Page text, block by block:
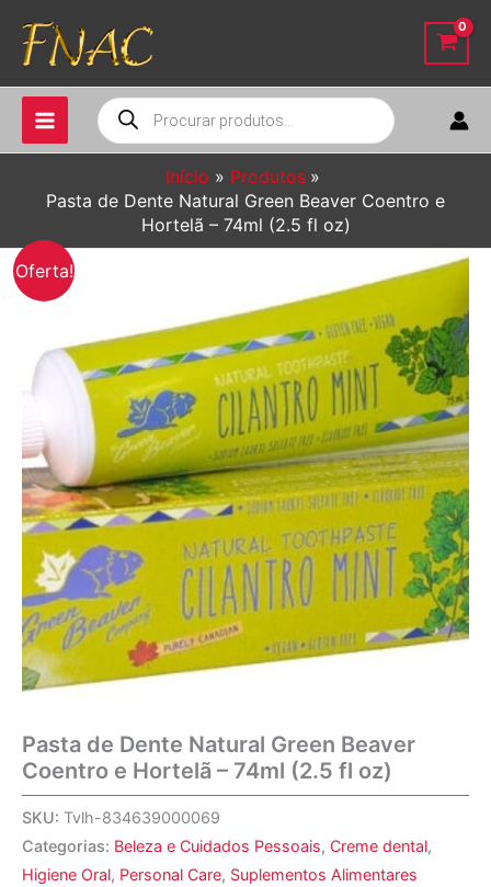
para
conteúdo
Pesquisar
produtos
Início
Produtos
Pasta de Dente Natural Green Beaver Coentro e
Hortelã – 74ml (2.5 fl oz)
Oferta!
Pasta de Dente Natural Green Beaver
Coentro e Hortelã – 74ml (2.5 fl oz)
SKU: Tvlh-834639000069
Categorias: Beleza e Cuidados Pessoais, Creme dental,
Higiene Oral, Personal Care, Suplementos Alimentares